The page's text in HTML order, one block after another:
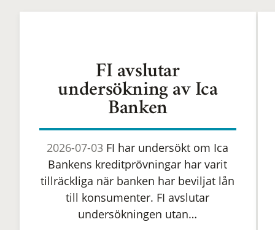
FI avslutar
undersökning av Ica
Banken
2026-07-03 FI har undersökt om Ica
Bankens kreditprövningar har varit
tillräckliga när banken har beviljat lån
till konsumenter. FI avslutar
undersökningen utan…